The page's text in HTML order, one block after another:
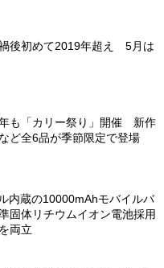
後初めて2019年超え 5月は
も「カリー祭り」開催 新作
ど全6品が季節限定で登場
内蔵の10000mAhモバイルバ
固体リチウムイオン電池採用
両立